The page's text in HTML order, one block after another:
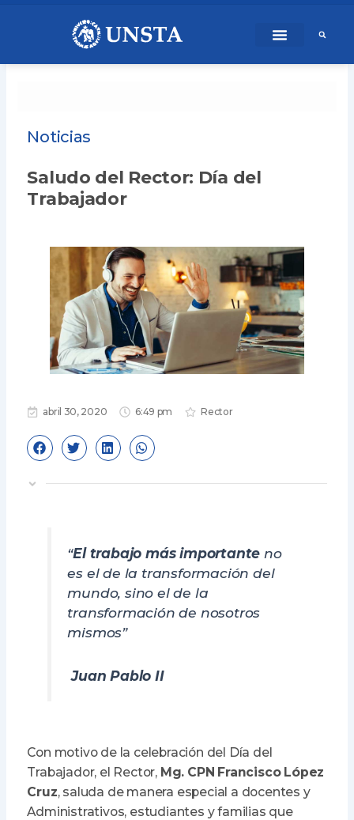
Noticias
Saludo del Rector: Día del
Trabajador
abril 30, 2020 6:49 pm Rector
“El trabajo más importante no
es el de la transformación del
mundo, sino el de la
transformación de nosotros
mismos”
Juan Pablo II
Con motivo de la celebración del Día del
Trabajador, el Rector, Mg. CPN Francisco López
Cruz, saluda de manera especial a docentes y
Administrativos, estudiantes y familias que